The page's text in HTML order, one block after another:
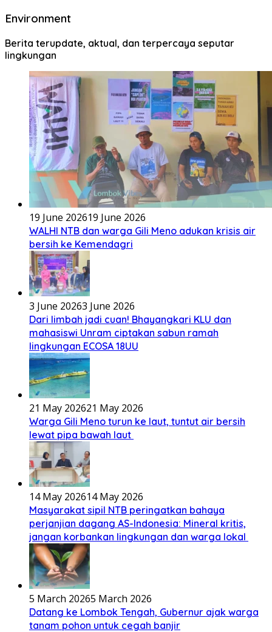
Environment
Berita terupdate, aktual, dan terpercaya seputar
lingkungan
19 June 202619 June 2026
WALHI NTB dan warga Gili Meno adukan krisis air
bersih ke Kemendagri
3 June 20263 June 2026
Dari limbah jadi cuan! Bhayangkari KLU dan
mahasiswi Unram ciptakan sabun ramah
lingkungan ECOSA 18UU
21 May 202621 May 2026
Warga Gili Meno turun ke laut, tuntut air bersih
lewat pipa bawah laut
14 May 202614 May 2026
Masyarakat sipil NTB peringatkan bahaya
perjanjian dagang AS-Indonesia: Mineral kritis,
jangan korbankan lingkungan dan warga lokal
5 March 20265 March 2026
Datang ke Lombok Tengah, Gubernur ajak warga
tanam pohon untuk cegah banjir